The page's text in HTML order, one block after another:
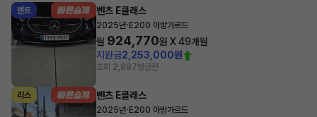
렌트 벤츠 E클래스
2025년· E200 아방가르드
월 924,770원 X49개월
지원금2,253,000원
조회 2,887방금전
리스 벤츠 E클래스
2025년· E200 아방가르드